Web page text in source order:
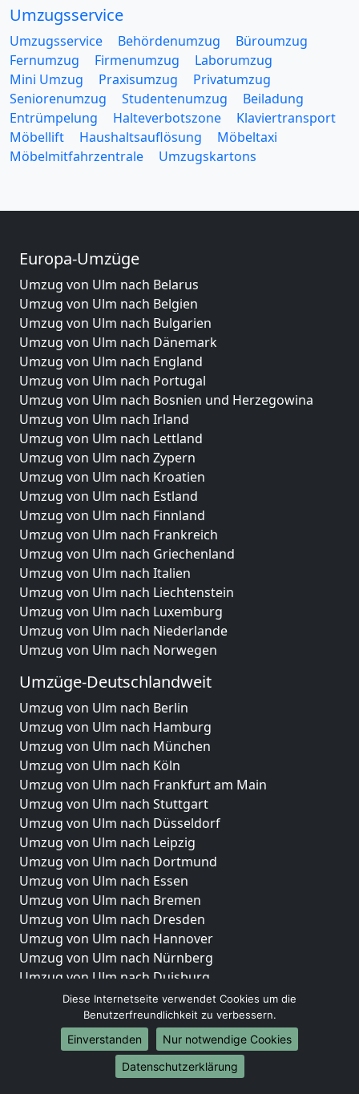
Umzugsservice
Umzugsservice Behördenumzug
Büroumzug
Fernumzug
Firmenumzug
Laborumzug
Mini Umzug
Praxisumzug
Privatumzug
Seniorenumzug
Studentenumzug
Beiladung
Entrümpelung
Halteverbotszone
Klaviertransport
Möbellift
Haushaltsauflösung
Möbeltaxi
Möbelmitfahrzentrale
Umzugskartons
Europa-Umzüge
Umzug von Ulm nach Belarus
Umzug von Ulm nach Belgien
Umzug von Ulm nach Bulgarien
Umzug von Ulm nach Dänemark
Umzug von Ulm nach England
Umzug von Ulm nach Portugal
Umzug von Ulm nach Bosnien und Herzegowina
Umzug von Ulm nach Irland
Umzug von Ulm nach Lettland
Umzug von Ulm nach Zypern
Umzug von Ulm nach Kroatien
Umzug von Ulm nach Estland
Umzug von Ulm nach Finnland
Umzug von Ulm nach Frankreich
Umzug von Ulm nach Griechenland
Umzug von Ulm nach Italien
Umzug von Ulm nach Liechtenstein
Umzug von Ulm nach Luxemburg
Umzug von Ulm nach Niederlande
Umzug von Ulm nach Norwegen
Umzüge-Deutschlandweit
Umzug von Ulm nach Berlin
Umzug von Ulm nach Hamburg
Umzug von Ulm nach München
Umzug von Ulm nach Köln
Umzug von Ulm nach Frankfurt am Main
Umzug von Ulm nach Stuttgart
Umzug von Ulm nach Düsseldorf
Umzug von Ulm nach Leipzig
Umzug von Ulm nach Dortmund
Umzug von Ulm nach Essen
Umzug von Ulm nach Bremen
Umzug von Ulm nach Dresden
Umzug von Ulm nach Hannover
Umzug von Ulm nach Nürnberg
Umzug von Ulm nach Duisburg
Umzug von Ulm nach Bochum
Umzug von Ulm nach Wuppertal
Umzug von Ulm nach Bielefeld
Umzug von Ulm nach Bonn
Umzug von Ulm nach Münster
Diese Internetseite verwendet Cookies um die
Benutzerfreundlichkeit zu verbessern.
Einverstanden
Nur notwendige Cookies
Datenschutzerklärung